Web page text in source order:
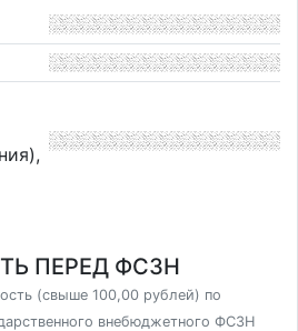
ПЕРЕД ФСЗН
(свыше 100,00 рублей) по
внебюджетного ФСЗН